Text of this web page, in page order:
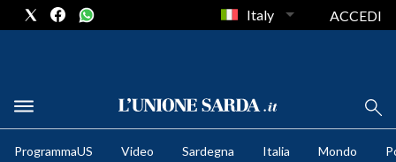
METEO
Italy ACCEDI
ProgrammaUS Video Sardegna Italia Mondo